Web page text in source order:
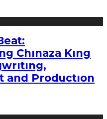
Chınaza Kıng
and Productıon